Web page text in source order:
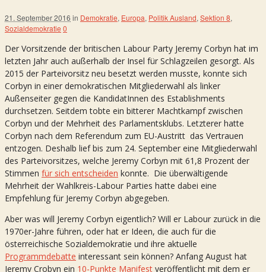
21. September 2016 in Demokratie, Europa, Politik Ausland, Sektion 8,
Sozialdemokratie 0
Der Vorsitzende der britischen Labour Party Jeremy Corbyn hat im
letzten Jahr auch außerhalb der Insel für Schlagzeilen gesorgt. Als
2015 der Parteivorsitz neu besetzt werden musste, konnte sich
Corbyn in einer demokratischen Mitgliederwahl als linker
Außenseiter gegen die KandidatInnen des Establishments
durchsetzen. Seitdem tobte ein bitterer Machtkampf zwischen
Corbyn und der Mehrheit des Parlamentsklubs. Letzterer hatte
Corbyn nach dem Referendum zum EU-Austritt das Vertrauen
entzogen. Deshalb lief bis zum 24. September eine Mitgliederwahl
des Parteivorsitzes, welche Jeremy Corbyn mit 61,8 Prozent der
Stimmen für sich entscheiden konnte. Die überwältigende
Mehrheit der Wahlkreis-Labour Parties hatte dabei eine
Empfehlung für Jeremy Corbyn abgegeben.
Aber was will Jeremy Corbyn eigentlich? Will er Labour zurück in die
1970er-Jahre führen, oder hat er Ideen, die auch für die
österreichische Sozialdemokratie und ihre aktuelle
Programmdebatte interessant sein können? Anfang August hat
Jeremy Crobyn ein 10-Punkte Manifest veröffentlicht mit dem er